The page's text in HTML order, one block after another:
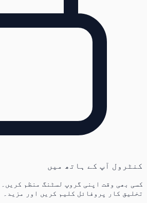
کنٹرول آپ کے ہاتھ میں
کسی بھی وقت اپنی گروپ لسٹنگ منظم کریں۔
تخلیق کار پروفائل کلیم کریں اور مزید۔